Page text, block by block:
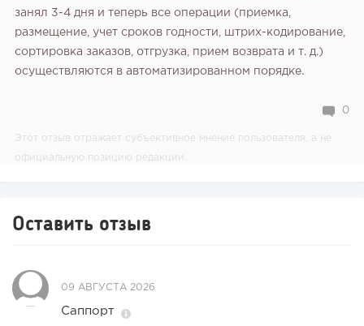
занял 3-4 дня и теперь все операции (приемка,
размещение, учет сроков годности, штрих-кодирование,
сортировка заказов, отгрузка, прием возврата и т. д.)
осуществляются в автоматизированном порядке.
0
Этот отзыв отражает субъективное мнение пользователя, а не
официальную позицию редакции.
Оставить отзыв
09 АВГУСТА 2026
Саппорт